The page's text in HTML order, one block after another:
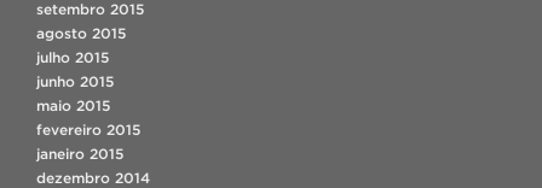
setembro 2015
agosto 2015
julho 2015
junho 2015
maio 2015
fevereiro 2015
janeiro 2015
dezembro 2014